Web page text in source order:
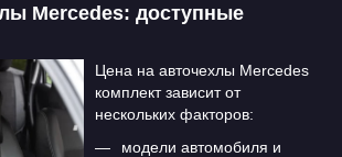
Mercedes: доступные
Цена на авточехлы Mercedes
комплект зависит от
нескольких факторов:
модели автомобиля и